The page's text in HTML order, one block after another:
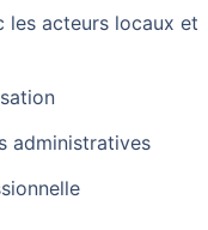
les acteurs locaux et
administratives